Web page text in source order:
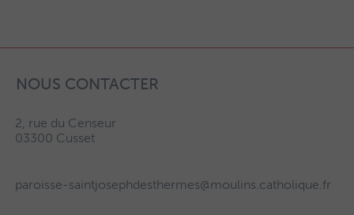
NOUS CONTACTER
2, rue du Censeur
03300 Cusset
paroisse-saintjosephdesthermes@moulins.catholique.fr